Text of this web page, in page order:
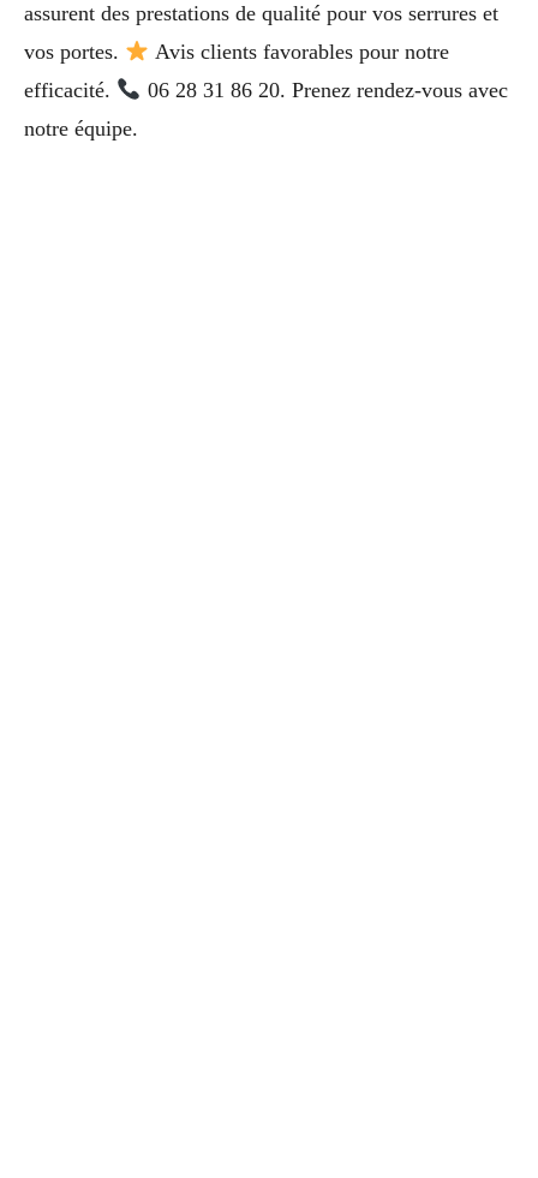
assurent des prestations de qualité pour vos serrures et
vos portes.
Avis clients favorables pour notre
efficacité.
06 28 31 86 20. Prenez rendez-vous avec
notre équipe.